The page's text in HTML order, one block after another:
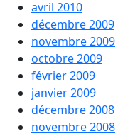
avril 2010
décembre 2009
novembre 2009
octobre 2009
février 2009
janvier 2009
décembre 2008
novembre 2008